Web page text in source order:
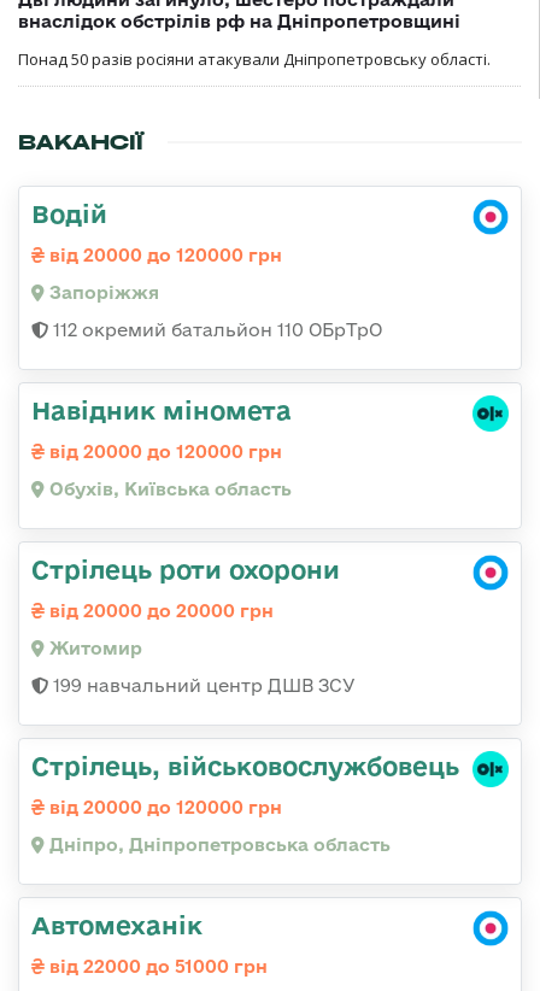
внаслідок обстрілів рф на Дніпропетровщині
Понад 50 разів росіяни атакували Дніпропетровську області.
ВАКАНСІЇ
Водій
від 20000 до 120000 грн
Запоріжжя
112 окремий батальйон 110 ОБрТрО
Навідник міномета
від 20000 до 120000 грн
Обухів, Київська область
Стрілець роти охорони
від 20000 до 20000 грн
Житомир
199 навчальний центр ДШВ ЗСУ
Стрілець, військовослужбовець
від 20000 до 120000 грн
Дніпро, Дніпропетровська область
Автомеханік
від 22000 до 51000 грн